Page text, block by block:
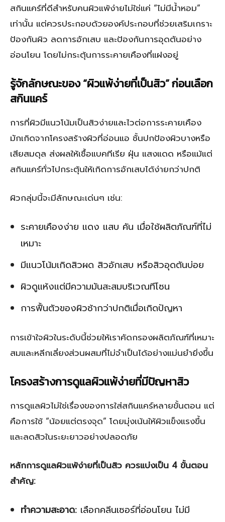
สกินแคร์ที่ดีสำหรับคนผิวแพ้ง่ายไม่ใช่แค่ “ไม่มีน้ำหอม”
เท่านั้น แต่ควรประกอบด้วยองค์ประกอบที่ช่วยเสริมเกราะ
ป้องกันผิว ลดการอักเสบ และป้องกันการอุดตันอย่าง
อ่อนโยน โดยไม่กระตุ้นการระคายเคืองที่แฝงอยู่
รู้จักลักษณะของ “ผิวแพ้ง่ายที่เป็นสิว” ก่อนเลือก
สกินแคร์
การที่ผิวมีแนวโน้มเป็นสิวง่ายและไวต่อการระคายเคือง
มักเกิดจากโครงสร้างผิวที่อ่อนแอ ชั้นปกป้องผิวบางหรือ
เสียสมดุล ส่งผลให้เชื้อแบคทีเรีย ฝุ่น แสงแดด หรือแม้แต่
สกินแคร์ทั่วไปกระตุ้นให้เกิดการอักเสบได้ง่ายกว่าปกติ
ผิวกลุ่มนี้จะมีลักษณะเด่นๆ เช่น:
ระคายเคืองง่าย แดง แสบ คัน เมื่อใช้ผลิตภัณฑ์ที่ไม่
เหมาะ
มีแนวโน้มเกิดสิวผด สิวอักเสบ หรือสิวอุดตันบ่อย
ผิวดูแห้งแต่มีความมันสะสมบริเวณทีโซน
การฟื้นตัวของผิวช้ากว่าปกติเมื่อเกิดปัญหา
การเข้าใจผิวในระดับนี้ช่วยให้เราคัดกรองผลิตภัณฑ์ที่เหมาะ
สมและหลีกเลี่ยงส่วนผสมที่ไม่จำเป็นได้อย่างแม่นยำยิ่งขึ้น
โครงสร้างการดูแลผิวแพ้ง่ายที่มีปัญหาสิว
การดูแลผิวไม่ใช่เรื่องของการใส่สกินแคร์หลายขั้นตอน แต่
คือการใช้ “น้อยแต่ตรงจุด” โดยมุ่งเน้นให้ผิวแข็งแรงขึ้น
และลดสิวในระยะยาวอย่างปลอดภัย
หลักการดูแลผิวแพ้ง่ายที่เป็นสิว ควรแบ่งเป็น 4 ขั้นตอน
สำคัญ:
ทำความสะอาด: เลือกคลีนเซอร์ที่อ่อนโยน ไม่มี